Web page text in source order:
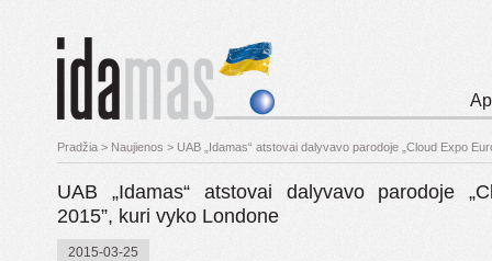
Pradžia > Naujienos > UAB „Idamas“ atstovai dalyvavo parodoje „Cloud Expo
UAB „Idamas“ atstovai dalyvavo parodoje
2015”, kuri vyko Londone
2015-03-25